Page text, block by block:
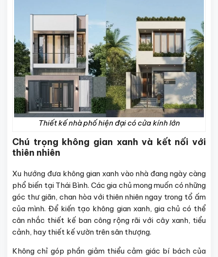
Thiết kế nhà phố hiện đại có cửa kính lớn
Chú trọng không gian xanh và kết nối với
thiên nhiên
Xu hướng đưa không gian xanh vào nhà đang ngày càng
phổ biến tại Thái Bình. Các gia chủ mong muốn có những
góc thư giãn, chan hòa với thiên nhiên ngay trong tổ ấm
của mình. Để kiến tạo không gian xanh, gia chủ có thể
cân nhắc thiết kế ban công rộng rãi với cây xanh, tiểu
cảnh, hay thiết kế vườn trên sân thượng.
Không chỉ góp phần giảm thiểu cảm giác bí bách của